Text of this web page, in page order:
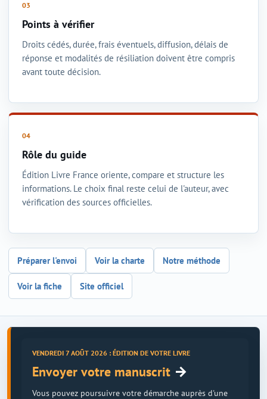
Points à vérifier
Droits cédés, durée, frais éventuels, diffusion, délais de
réponse et modalités de résiliation doivent être compris
avant toute décision.
Rôle du guide
Édition Livre France oriente, compare et structure les
informations. Le choix final reste celui de l'auteur, avec
vérification des sources officielles.
Préparer l'envoi Voir la charte Notre méthode
Voir la fiche Site officiel
VENDREDI 7 AOÛT 2026 : ÉDITION DE VOTRE LIVRE
Envoyer votre manuscrit →
Vous pouvez poursuivre votre démarche auprès d'une